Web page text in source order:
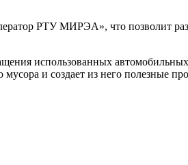
РТУ МИРЭА», что позволит
использованных
и создает из него полезные